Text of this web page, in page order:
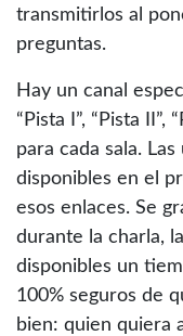
transmitirlos al
preguntas.
Hay un canal
“Pista I”, “Pista II”,
para cada sala.
disponibles en el
esos enlaces. Se
durante la charla,
disponibles un
100% seguros de
bien: quien quiera